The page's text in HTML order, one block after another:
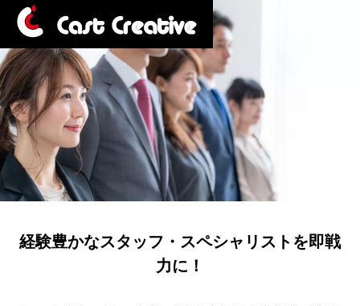
経験豊かなスタッフ・スペシャリストを即戦
力に！